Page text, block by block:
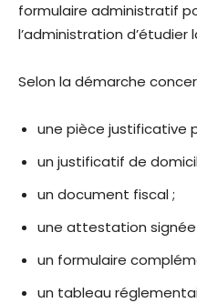
formulaire administratif
l’administration d’étudier
Selon la démarche
une pièce justificative
un justificatif de
un document fiscal ;
une attestation signée
un formulaire
un tableau